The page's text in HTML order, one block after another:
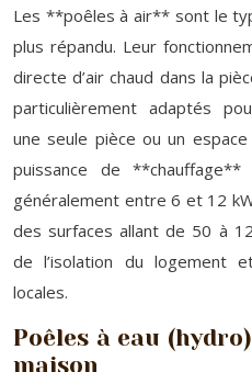
Les **poêles à air** sont le
plus répandu. Leur
directe d’air chaud dans la
particulièrement adaptés
une seule pièce ou un
puissance de
généralement entre 6 et 12
des surfaces allant de 50 à
de l’isolation du logement
locales.
Poêles à eau
maison